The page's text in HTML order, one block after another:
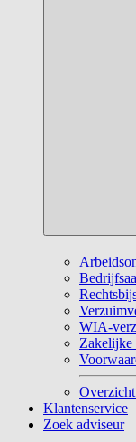
WIA-
Zakelijke
Klantenservice
Zoek adviseur